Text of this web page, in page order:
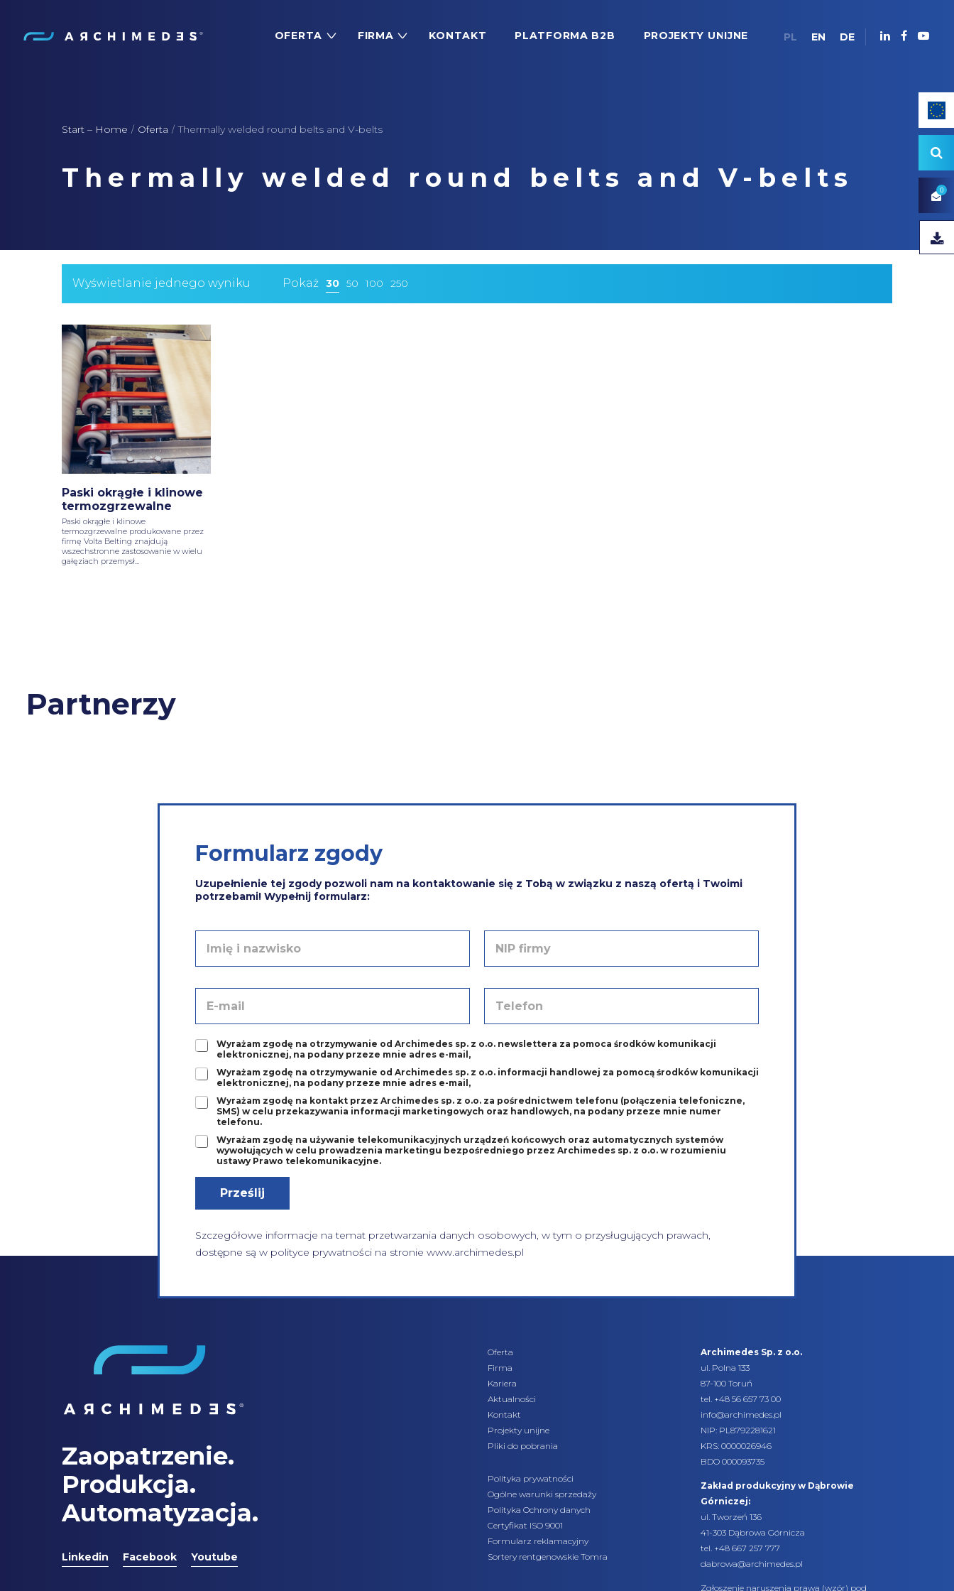
PL EN DE
0
OFERTA FIRMA KONTAKT PLATFORMA B2B PROJEKTY UNIJNE
Start – Home / Oferta / Thermally welded round belts and V-belts
Thermally welded round belts and V-belts
Wyświetlanie jednego wyniku Pokaż 30 50 100 250
Paski okrągłe i klinowe
termozgrzewalne
Paski okrągłe i klinowe
termozgrzewalne produkowane przez
firmę Volta Belting znajdują
wszechstronne zastosowanie w wielu
gałęziach przemysł...
Partnerzy
Formularz zgody
Uzupełnienie tej zgody pozwoli nam na kontaktowanie się z Tobą w związku z naszą ofertą i Twoimi
potrzebami! Wypełnij formularz:
i
i
w
s
k
o
*
P
i
*
r
s
a
l
f
n
Z
o
d
a
1
Wyrażam zgodę na otrzymywanie od Archimedes sp. z o.o. newslettera za pomoca środków komunikacji
elektronicznej, na podany przeze mnie adres e-mail,
Z
o
d
2
Wyrażam zgodę na otrzymywanie od Archimedes sp. z o.o. informacji handlowej za pomocą środków komunikacji
elektronicznej, na podany przeze mnie adres e-mail,
Z
Wyrażam zgodę na kontakt przez Archimedes sp. z o.o. za pośrednictwem telefonu (połączenia telefoniczne,
SMS) w celu przekazywania informacji marketingowych oraz handlowych, na podany przeze mnie numer
telefonu.
Z
d
4
Wyrażam zgodę na używanie telekomunikacyjnych urządzeń końcowych oraz automatycznych systemów
wywołujących w celu prowadzenia marketingu bezpośredniego przez Archimedes sp. z o.o. w rozumieniu
ustawy Prawo telekomunikacyjne.
Prześlij
Szczegółowe informacje na temat przetwarzania danych osobowych, w tym o przysługujących prawach,
dostępne są w polityce prywatności na stronie www.archimedes.pl
Zaopatrzenie.
Produkcja.
Automatyzacja.
Linkedin Facebook Youtube
Oferta
Firma
Kariera
Aktualności
Kontakt
Projekty unijne
Pliki do pobrania
Polityka prywatności
Ogólne warunki sprzedaży
Polityka Ochrony danych
Certyfikat ISO 9001
Formularz reklamacyjny
Sortery rentgenowskie Tomra
Archimedes Sp. z o.o.
ul. Polna 133
87-100 Toruń
tel. +48 56 657 73 00
info@archimedes.pl
NIP: PL8792281621
KRS: 0000026946
BDO 000093735
Zakład produkcyjny w Dąbrowie
Górniczej:
ul. Tworzeń 136
41-303 Dąbrowa Górnicza
tel. +48 667 257 777
dabrowa@archimedes.pl
Zgłoszenie naruszenia prawa (wzór) pod